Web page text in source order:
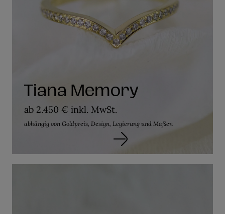
Tiana Memory
ab 2.450 € inkl. MwSt.
abhängig von Goldpreis, Design, Legierung und Maßen